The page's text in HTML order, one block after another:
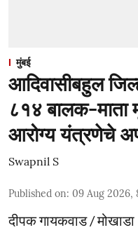
मुंबई
आदिवासीबहुल
८१४ बालक-माता
आरोग्य यंत्रणेचे
Swapnil S
Published on: 09 Aug 2026,
दीपक गायकवाड / मोखाडा